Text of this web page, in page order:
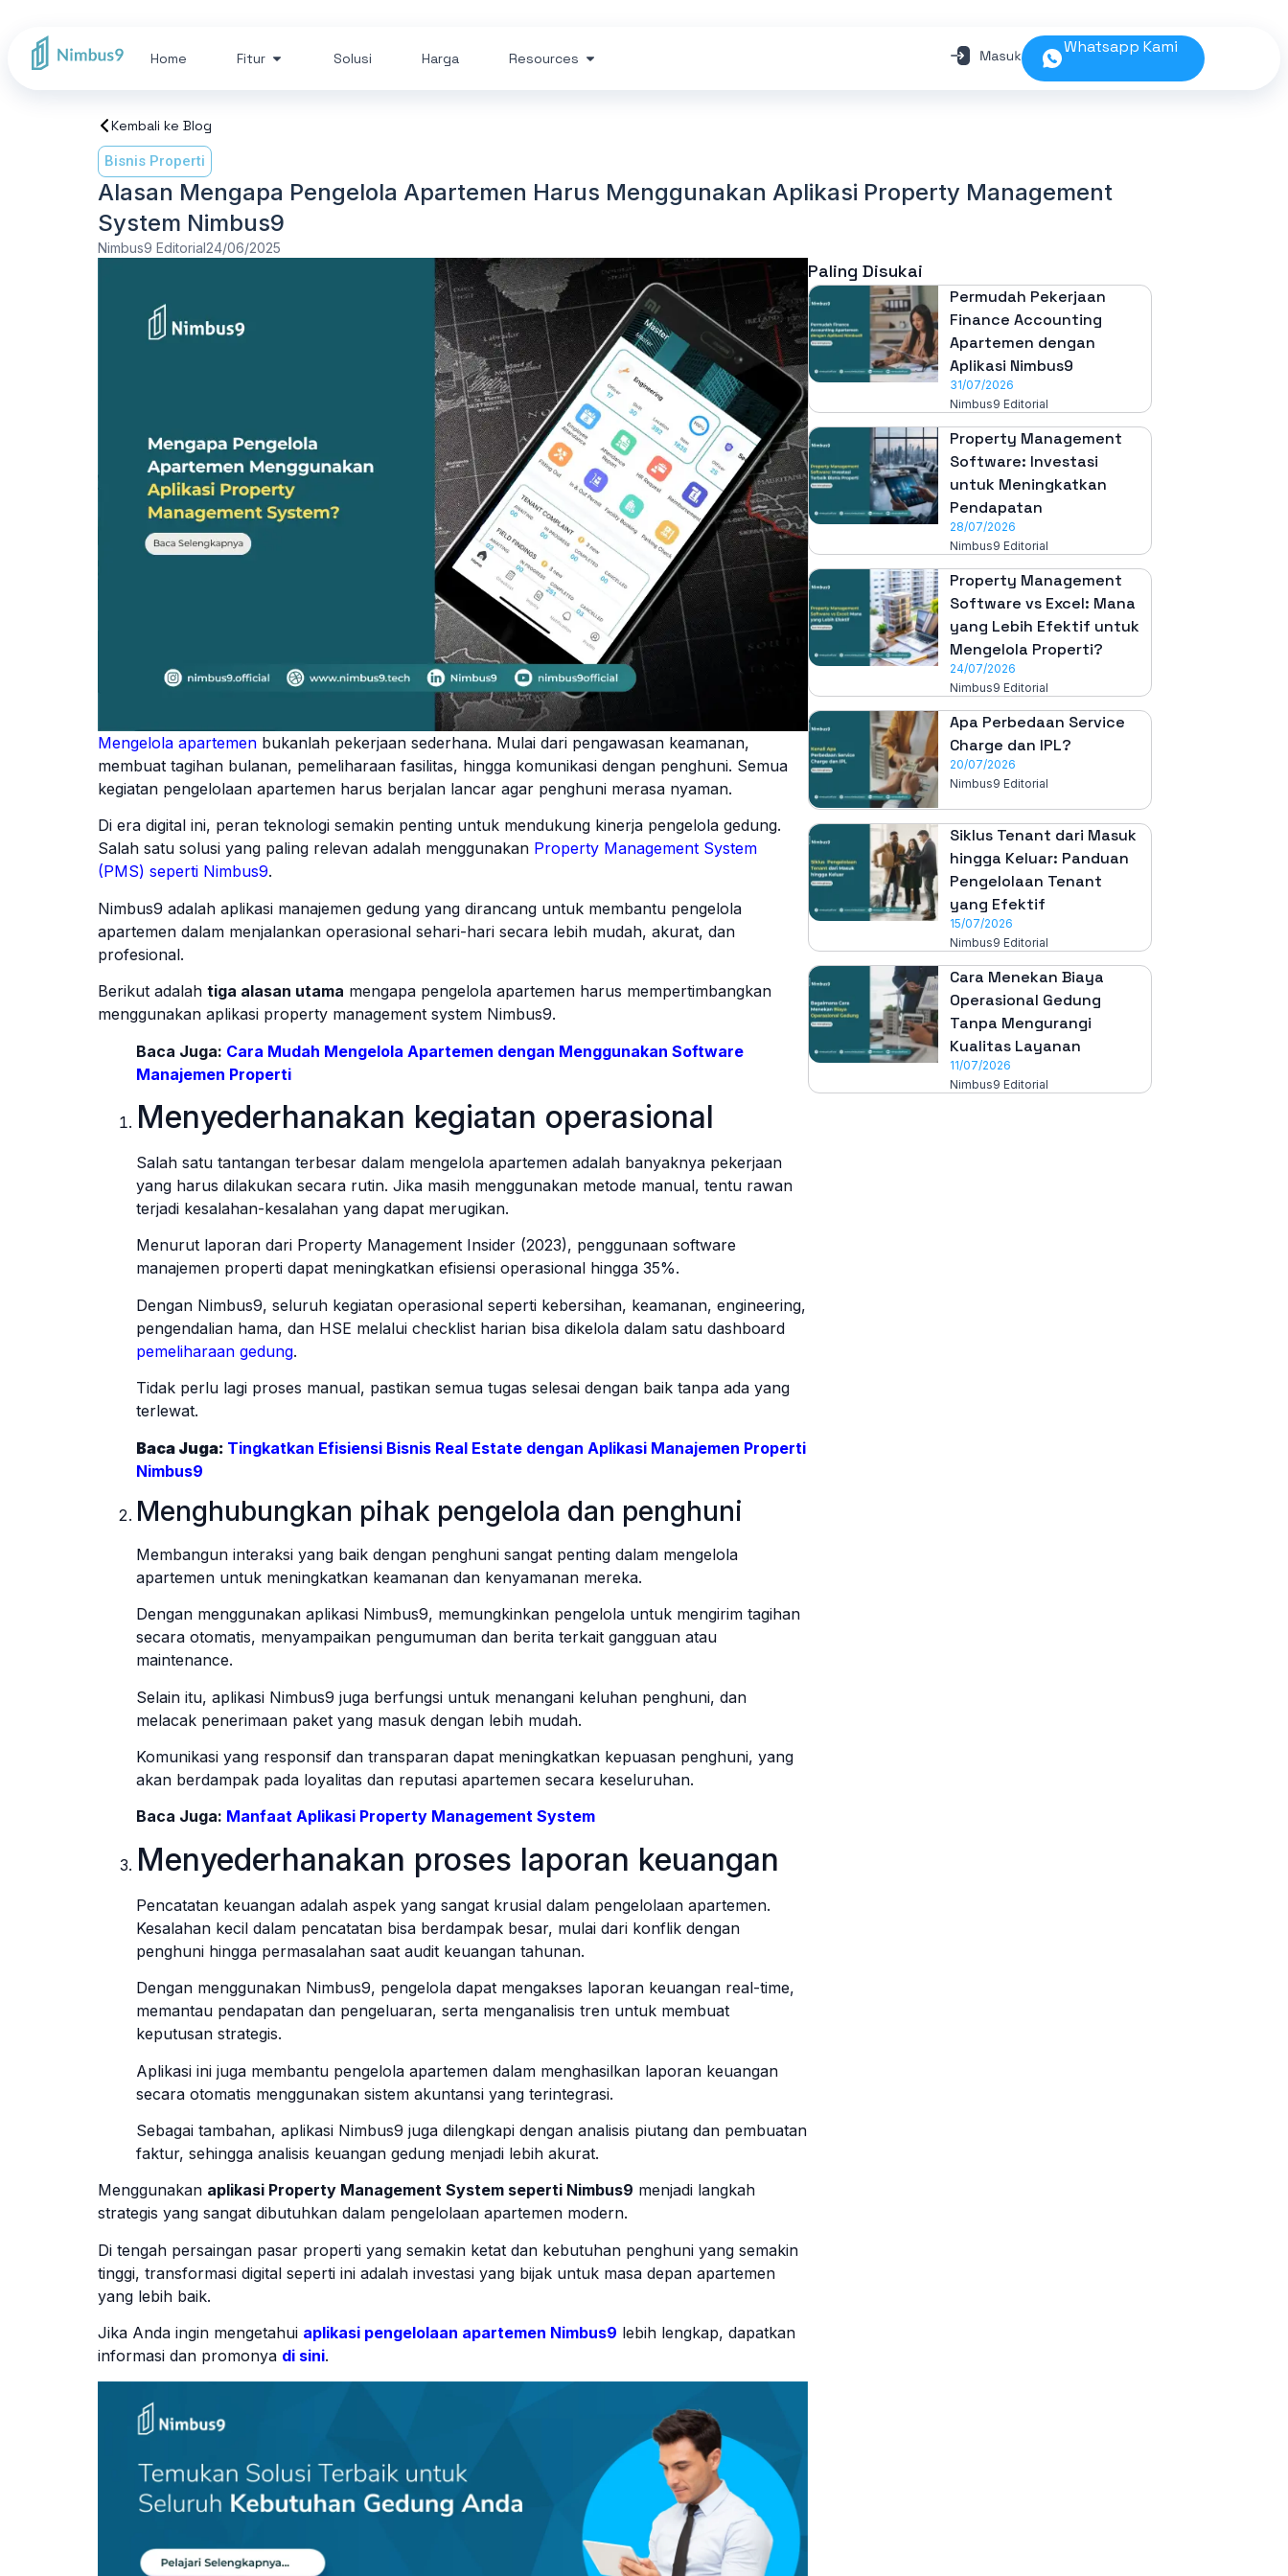
Home Fitur Solusi Harga Resources
Whatsapp Kami
Kembali ke Blog
Bisnis Properti
Alasan Mengapa Pengelola Apartemen Harus Menggunakan Aplikasi Property Management
System Nimbus9
Nimbus9 Editorial24/06/2025
Mengelola apartemen bukanlah pekerjaan sederhana. Mulai dari pengawasan keamanan,
membuat tagihan bulanan, pemeliharaan fasilitas, hingga komunikasi dengan penghuni. Semua
kegiatan pengelolaan apartemen harus berjalan lancar agar penghuni merasa nyaman.
Di era digital ini, peran teknologi semakin penting untuk mendukung kinerja pengelola gedung.
Salah satu solusi yang paling relevan adalah menggunakan Property Management System
(PMS) seperti Nimbus9.
Nimbus9 adalah aplikasi manajemen gedung yang dirancang untuk membantu pengelola
apartemen dalam menjalankan operasional sehari-hari secara lebih mudah, akurat, dan
profesional.
Berikut adalah tiga alasan utama mengapa pengelola apartemen harus mempertimbangkan
menggunakan aplikasi property management system Nimbus9.
Baca Juga: Cara Mudah Mengelola Apartemen dengan Menggunakan Software
Manajemen Properti
Menyederhanakan kegiatan operasional
Salah satu tantangan terbesar dalam mengelola apartemen adalah banyaknya pekerjaan
yang harus dilakukan secara rutin. Jika masih menggunakan metode manual, tentu rawan
terjadi kesalahan-kesalahan yang dapat merugikan.
Menurut laporan dari Property Management Insider (2023), penggunaan software
manajemen properti dapat meningkatkan efisiensi operasional hingga 35%.
Dengan Nimbus9, seluruh kegiatan operasional seperti kebersihan, keamanan, engineering,
pengendalian hama, dan HSE melalui checklist harian bisa dikelola dalam satu dashboard
pemeliharaan gedung.
Tidak perlu lagi proses manual, pastikan semua tugas selesai dengan baik tanpa ada yang
terlewat.
Baca Juga: Tingkatkan Efisiensi Bisnis Real Estate dengan Aplikasi Manajemen Properti
Nimbus9
Menghubungkan pihak pengelola dan penghuni
Membangun interaksi yang baik dengan penghuni sangat penting dalam mengelola
apartemen untuk meningkatkan keamanan dan kenyamanan mereka.
Dengan menggunakan aplikasi Nimbus9, memungkinkan pengelola untuk mengirim tagihan
secara otomatis, menyampaikan pengumuman dan berita terkait gangguan atau
maintenance.
Selain itu, aplikasi Nimbus9 juga berfungsi untuk menangani keluhan penghuni, dan
melacak penerimaan paket yang masuk dengan lebih mudah.
Komunikasi yang responsif dan transparan dapat meningkatkan kepuasan penghuni, yang
akan berdampak pada loyalitas dan reputasi apartemen secara keseluruhan.
Baca Juga: Manfaat Aplikasi Property Management System
Menyederhanakan proses laporan keuangan
Pencatatan keuangan adalah aspek yang sangat krusial dalam pengelolaan apartemen.
Kesalahan kecil dalam pencatatan bisa berdampak besar, mulai dari konflik dengan
penghuni hingga permasalahan saat audit keuangan tahunan.
Dengan menggunakan Nimbus9, pengelola dapat mengakses laporan keuangan real-time,
memantau pendapatan dan pengeluaran, serta menganalisis tren untuk membuat
keputusan strategis.
Aplikasi ini juga membantu pengelola apartemen dalam menghasilkan laporan keuangan
secara otomatis menggunakan sistem akuntansi yang terintegrasi.
Sebagai tambahan, aplikasi Nimbus9 juga dilengkapi dengan analisis piutang dan pembuatan
faktur, sehingga analisis keuangan gedung menjadi lebih akurat.
Menggunakan aplikasi Property Management System seperti Nimbus9 menjadi langkah
strategis yang sangat dibutuhkan dalam pengelolaan apartemen modern.
Di tengah persaingan pasar properti yang semakin ketat dan kebutuhan penghuni yang semakin
tinggi, transformasi digital seperti ini adalah investasi yang bijak untuk masa depan apartemen
yang lebih baik.
Jika Anda ingin mengetahui aplikasi pengelolaan apartemen Nimbus9 lebih lengkap, dapatkan
informasi dan promonya di sini.
Paling Disukai
Permudah Pekerjaan
Finance Accounting
Apartemen dengan
Aplikasi Nimbus9
31/07/2026
Nimbus9 Editorial
Property Management
Software: Investasi
untuk Meningkatkan
Pendapatan
28/07/2026
Nimbus9 Editorial
Property Management
Software vs Excel: Mana
yang Lebih Efektif untuk
Mengelola Properti?
24/07/2026
Nimbus9 Editorial
Apa Perbedaan Service
Charge dan IPL?
20/07/2026
Nimbus9 Editorial
Siklus Tenant dari Masuk
hingga Keluar: Panduan
Pengelolaan Tenant
yang Efektif
15/07/2026
Nimbus9 Editorial
Cara Menekan Biaya
Operasional Gedung
Tanpa Mengurangi
Kualitas Layanan
11/07/2026
Nimbus9 Editorial